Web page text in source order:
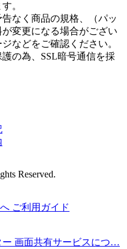
。
なく商品の規格、（パッ
変更になる場合がござい
などをご確認ください。
の為、SSL暗号通信を採
Reserved.
ご利用ガイド
ー 画面共有サービスにつ…